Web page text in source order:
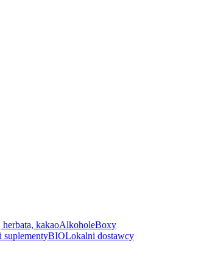
kakaoAlkoholeBoxy
suplementyBIOLokalni dostawcy